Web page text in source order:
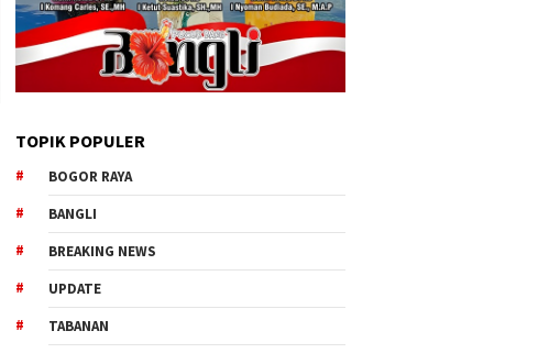
TOPIK POPULER
BOGOR RAYA
BANGLI
BREAKING NEWS
UPDATE
TABANAN